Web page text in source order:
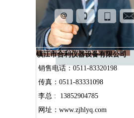
实验高温设备
辅助工具及试实验台
镇江市合利仪器设备有限公司
销售电话：0511-83320198
传真：0511-83331098
李总 : 13852904785
网址：www.zjhlyq.com